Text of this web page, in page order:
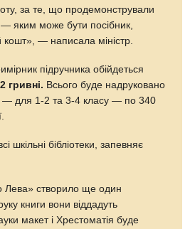
за те, що продемонстрували
— яким може бути посібник,
— написала міністр.
підручника обійдеться
гривні. Всього буде надруковано
— для 1-2 та 3-4 класу — по 340
шкільні бібліотеки, запевняє
Лева» створило ще один
книги вони віддадуть
макет і Хрестоматія буде